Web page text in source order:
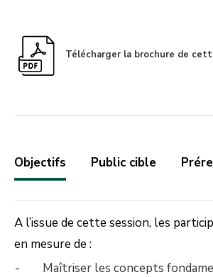
Télécharger la brochure de
Objectifs Public cible
A l’issue de cette session, les
en mesure de :
Maîtriser les concepts